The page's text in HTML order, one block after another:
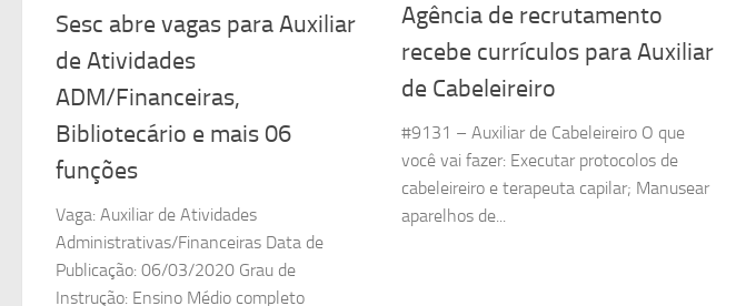
Sesc abre vagas para Auxiliar
de Atividades
ADM/Financeiras,
Bibliotecário e mais 06
funções
Vaga: Auxiliar de Atividades
Administrativas/Financeiras Data de
Publicação: 06/03/2020 Grau de
Instrução: Ensino Médio completo
Agência de recrutamento
recebe currículos para Auxiliar
de Cabeleireiro
#9131 – Auxiliar de Cabeleireiro O que
você vai fazer: Executar protocolos de
cabeleireiro e terapeuta capilar; Manusear
aparelhos de...